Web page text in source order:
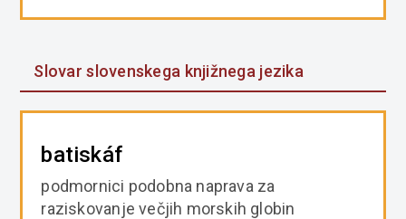
Slovar slovenskega knjižnega jezika
batiskáf
podmornici podobna naprava za
raziskovanje večjih morskih globin